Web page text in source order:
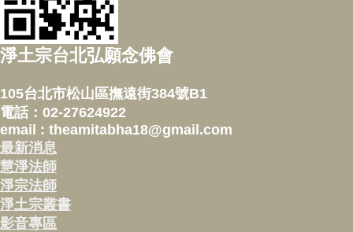
淨土宗台北弘願念佛會
105台北市松山區撫遠街384號B1
電話：02-27624922
email : theamitabha18@gmail.com
最新消息
慧淨法師
淨宗法師
淨土宗叢書
影音專區